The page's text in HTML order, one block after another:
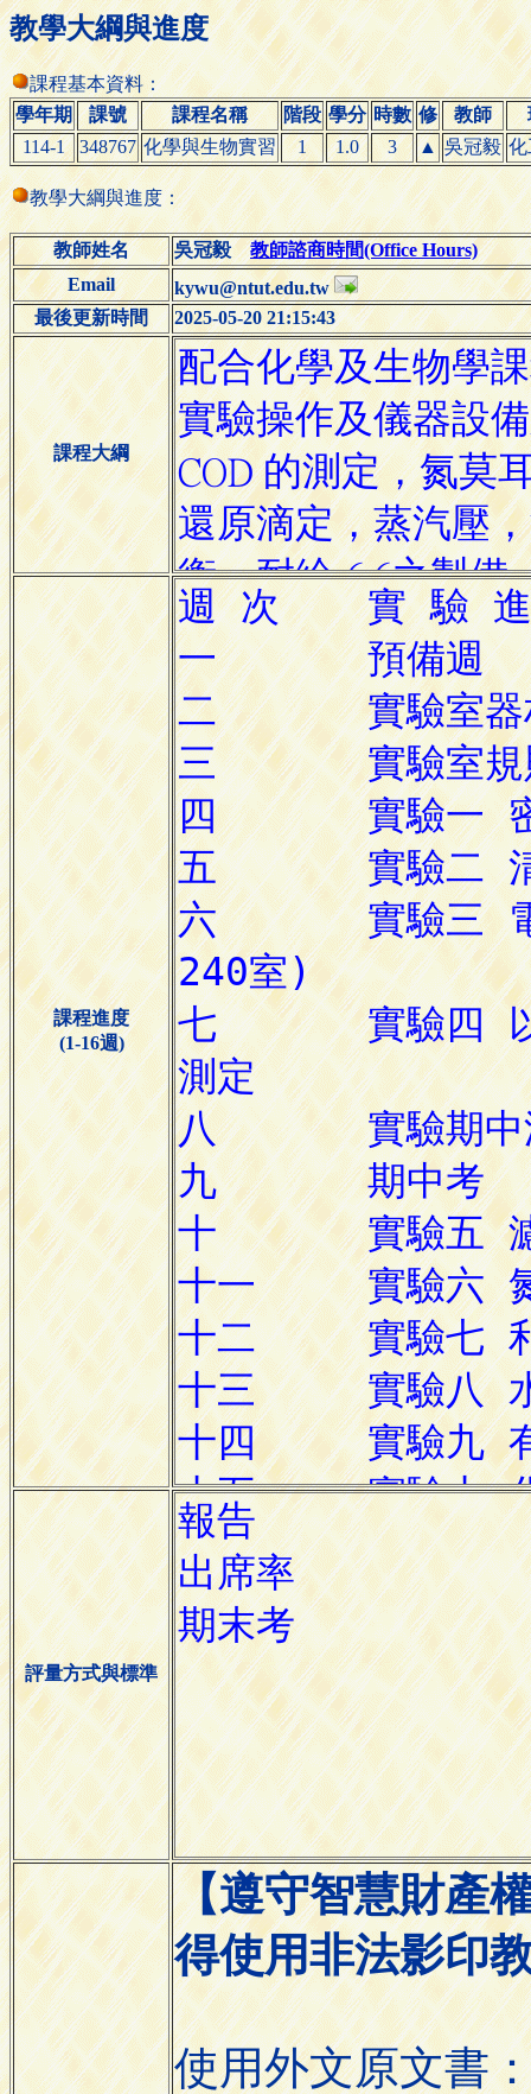
教學大綱與進度
課程基本資料：
學年期
課號 課程名稱 階段 學分 時數 修 教師
114-1
348767 化學與生物實習 1 1.0 3 ▲ 吳冠毅 化
教學大綱與進度：
教師姓名 吳冠毅教師諮商時間(Office Hours)
Email
kywu@ntut.edu.tw
最後更新時間
2025-05-20 21:15:43
課程大綱
課程進度
(1-16週)
評量方式與標準
【遵守智慧財產
得使用非法影印
使用外文原文書